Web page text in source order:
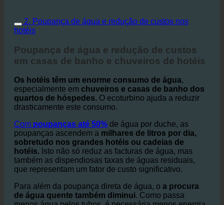
2. Poupança de água e redução de custos nos
hotéis
em casas de banho e chuveiros de hotéis
Os hotéis têm um enorme consumo de água ,
especialmente em chuveiros e casas de banho dos
quartos de hóspedes.O ecoturbino ajuda a reduzir
drasticamente este consumo.
Compoupanças até 50%de água por duche, as
poupanças ascendem amilhares de litros por dia,
sobretudo nos grandes hotéis ou cadeias de
hotéis.Isto não só reduz as facturas de água, mas
também as dispendiosas taxas de águas residuais,
que representam um fator de custo significativo.